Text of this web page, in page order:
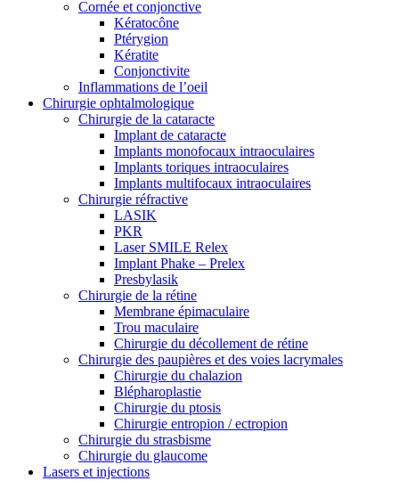
Cornée et conjonctive
Kératocône
Ptérygion
Kératite
Conjonctivite
Inflammations de l’oeil
Chirurgie ophtalmologique
Chirurgie de la cataracte
Implant de cataracte
Implants monofocaux intraoculaires
Implants toriques intraoculaires
Implants multifocaux intraoculaires
Chirurgie réfractive
LASIK
PKR
Laser SMILE Relex
Implant Phake – Prelex
Presbylasik
Chirurgie de la rétine
Membrane épimaculaire
Trou maculaire
Chirurgie du décollement de rétine
Chirurgie des paupières et des voies lacrymales
Chirurgie du chalazion
Blépharoplastie
Chirurgie du ptosis
Chirurgie entropion / ectropion
Chirurgie du strasbisme
Chirurgie du glaucome
Lasers et injections